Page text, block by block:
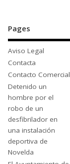
Pages
Aviso Legal
Contacta
Contacto Comercial
Detenido un
hombre por el
robo de un
desfibrilador en
una instalación
deportiva de
Novelda